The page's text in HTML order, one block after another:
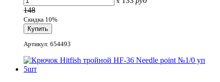
148
Скидка 10%
Артикул: 654493